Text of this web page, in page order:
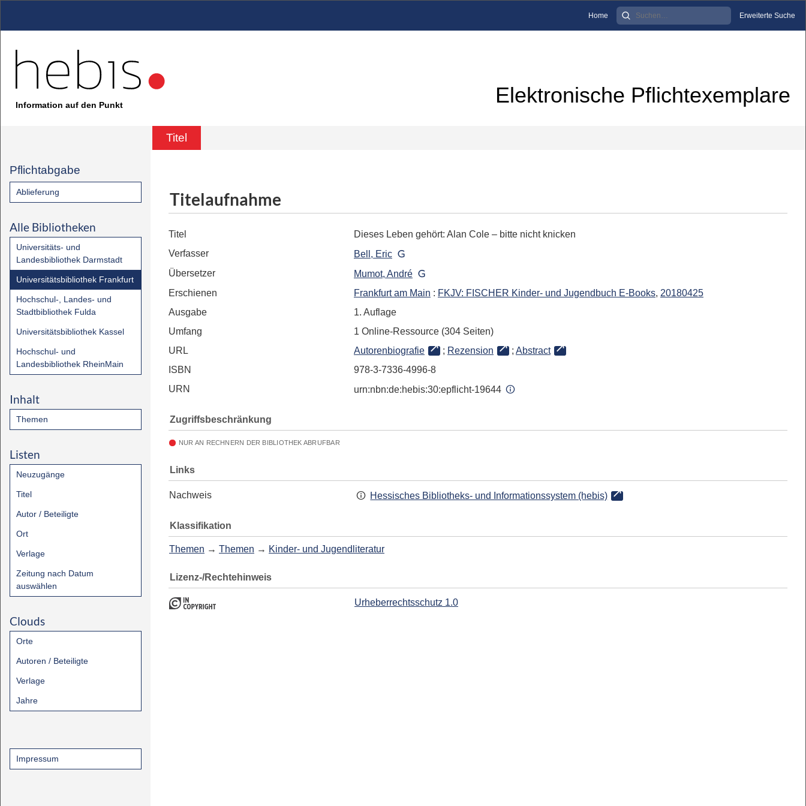
Home Erweiterte Suche
Information auf den Punkt Elektronische Pflichtexemplare
Titel
Pflichtabgabe
Ablieferung
Alle Bibliotheken
Universitäts- und
Landesbibliothek Darmstadt
Universitätsbibliothek Frankfurt
Hochschul-, Landes- und
Stadtbibliothek Fulda
Universitätsbibliothek Kassel
Hochschul- und
Landesbibliothek RheinMain
Inhalt
Themen
Listen
Neuzugänge
Titel
Autor / Beteiligte
Ort
Verlage
Zeitung nach Datum
auswählen
Clouds
Orte
Autoren / Beteiligte
Verlage
Jahre
Impressum
Titelaufnahme
Titel
Dieses Leben gehört: Alan Cole – bitte nicht knicken
Verfasser
Bell, Eric
Übersetzer
Mumot, André
Erschienen
Frankfurt am Main : FKJV: FISCHER Kinder- und Jugendbuch E-Books, 20180425
Ausgabe
1. Auflage
Umfang
1 Online-Ressource (304 Seiten)
URL
Autorenbiografie ; Rezension ; Abstract
ISBN
978-3-7336-4996-8
URN
urn:nbn:de:hebis:30:epflicht-19644
Zugriffsbeschränkung
NUR AN RECHNERN DER BIBLIOTHEK ABRUFBAR
Links
Nachweis Hessisches Bibliotheks- und Informationssystem (hebis)
Klassifikation
Themen → Themen → Kinder- und Jugendliteratur
Lizenz-/Rechtehinweis
Urheberrechtsschutz 1.0